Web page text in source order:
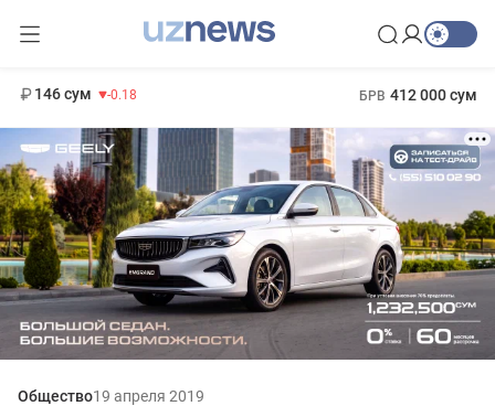
146 сум -0.18 БРВ 412 000 сум
Общество19 апреля 2019